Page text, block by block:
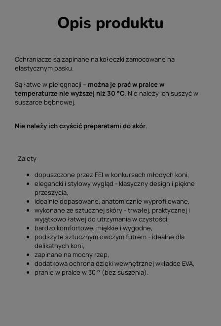
Opis produktu
Ochraniacze są zapinane na kołeczki zamocowane na
elastycznym pasku.
Są łatwe w pielęgnacji – można je prać w pralce w
temperaturze nie wyższej niż 30 °C. Nie należy ich suszyć w
suszarce bębnowej.
Nie należy ich czyścić preparatami do skór.
Zalety:
dopuszczone przez FEI w konkursach młodych koni,
elegancki i stylowy wygląd - klasyczny design i piękne
przeszycia,
idealnie dopasowane, anatomicznie wyprofilowane,
wykonane ze sztucznej skóry - trwałej, praktycznej i
wyjątkowo łatwej do utrzymania w czystości,
bardzo komfortowe, miękkie i wygodne,
podszyte sztucznym owczym futrem - idealne dla
delikatnych koni,
zapinane na mocny rzep,
dodatkowa ochrona dzięki wewnętrznej wkładce EVA,
pranie w pralce w 30 ° (bez suszenia).